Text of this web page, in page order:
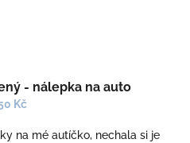
- nálepka na auto
Kč
na mé autíčko, nechala si je